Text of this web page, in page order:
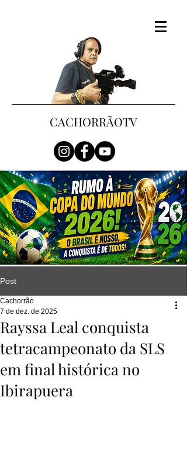
CACHORRÃOTV
Post
Rayssa Leal conquista
tetracampeonato da SLS
em final histórica no
Ibirapuera
Cachorrão
7 de dez. de 2025